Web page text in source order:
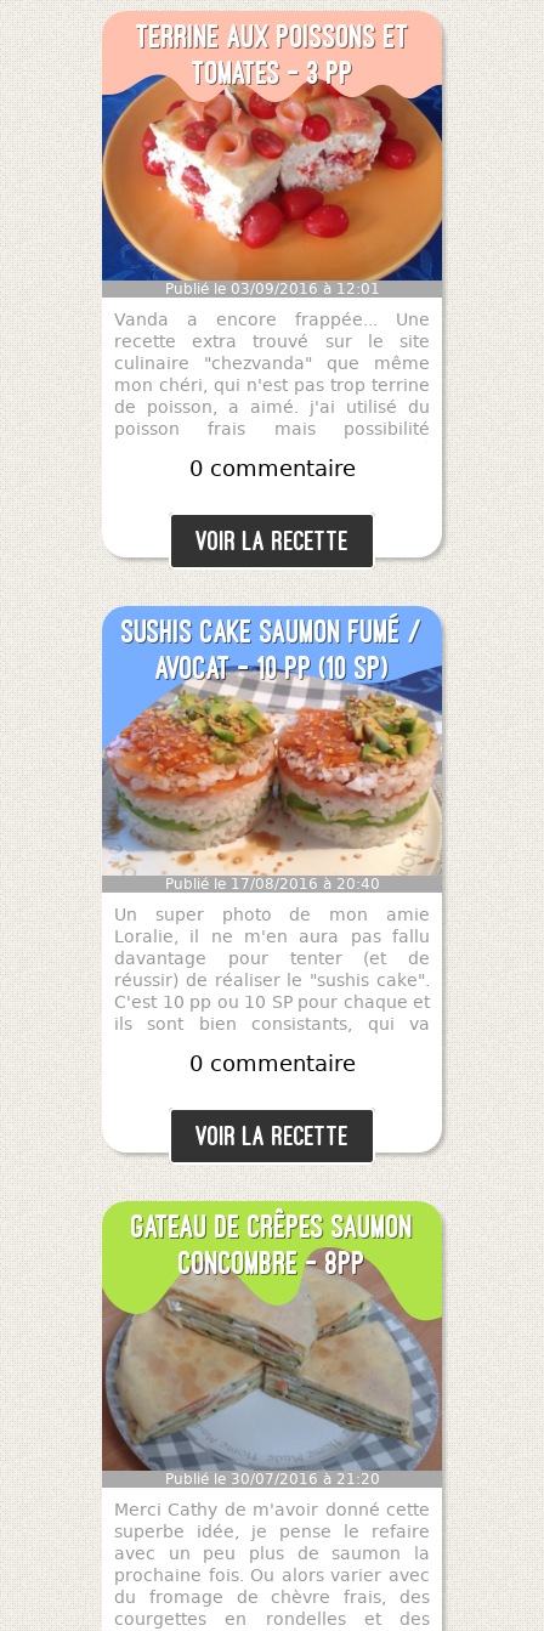
Terrine aux poissons et
tomates - 3 pp
Publié le 03/09/2016 à 12:01
Vanda a encore frappée... Une
recette extra trouvé sur le site
culinaire "chezvanda" que même
mon chéri, qui n'est pas trop terrine
de poisson, a aimé. j'ai utilisé du
poisson frais mais possibilité
décongelé pour cette recette. Bon
0 commentaire
Voir la recette
Sushis cake saumon fumé /
avocat - 10 pp (10 SP)
Publié le 17/08/2016 à 20:40
Un super photo de mon amie
Loralie, il ne m'en aura pas fallu
davantage pour tenter (et de
réussir) de réaliser le "sushis cake".
C'est 10 pp ou 10 SP pour chaque et
ils sont bien consistants, qui va
0 commentaire
Voir la recette
Gateau de crêpes saumon
concombre - 8pp
Publié le 30/07/2016 à 21:20
Merci Cathy de m'avoir donné cette
superbe idée, je pense le refaire
avec un peu plus de saumon la
prochaine fois. Ou alors varier avec
du fromage de chèvre frais, des
courgettes en rondelles et des